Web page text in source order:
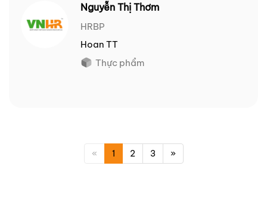
Nguyễn Thị Thơm
HRBP
Hoan TT
Thực phẩm
« 1 2 3 »